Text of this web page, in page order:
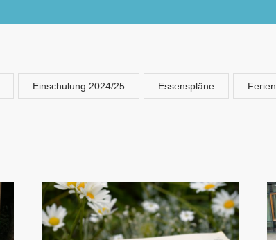
Einschulung 2024/25 Essenspläne Ferien